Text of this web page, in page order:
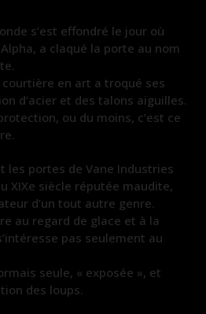
s’est effondré le jour où
a claqué la porte au nom
en art a troqué ses
d’acier et des talons aiguilles.
ou du moins, c’est ce
les portes de Vane Industries
XIXe siècle réputée maudite,
d’un tout autre genre.
au regard de glace et à la
pas seulement au
seule, « exposée », et
des loups.